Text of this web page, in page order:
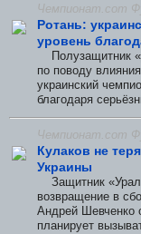
Чемпионат.com
Ротань:
уровень
Полузащитник
по поводу
украинский
благодаря
Чемпионат.com
Кулаков не
Украины
Защитник
возвращение в
Андрей Шевченко
планирует